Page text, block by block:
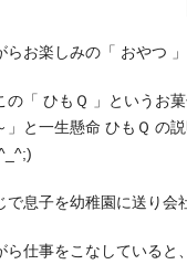
らお楽しみの「 おやつ
の「 ひもＱ 」というお
」と一生懸命 ひもＱ の
で息子を幼稚園に送り会
ら仕事をこなしていると